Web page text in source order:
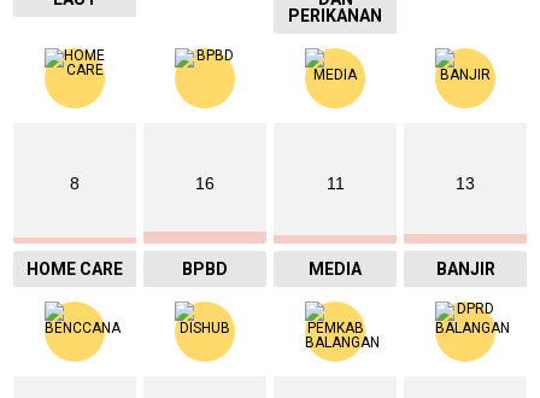
PERIKANAN
8
HOME CARE
16
BPBD
11
MEDIA
13
BANJIR